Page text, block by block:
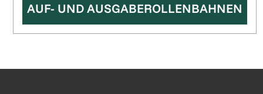
AUF- UND AUSGABEROLLENBAHNEN